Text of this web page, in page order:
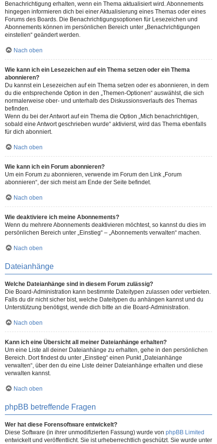
Benachrichtigung erhalten, wenn ein Thema aktualisiert wird. Abonnements
hingegen informieren dich bei einer Aktualisierung eines Themas oder eines
Forums des Boards. Die Benachrichtigungsoptionen für Lesezeichen und
Abonnements können im persönlichen Bereich unter „Benachrichtigungen
einstellen“ geändert werden.
Nach oben
Wie kann ich ein Lesezeichen auf ein Thema setzen oder ein Thema
abonnieren?
Du kannst ein Lesezeichen auf ein Thema setzen oder es abonnieren, in dem
du die entsprechende Option in den „Themen-Optionen“ auswählst, die sich
normalerweise ober- und unterhalb des Diskussionsverlaufs des Themas
befinden.
Wenn du bei der Antwort auf ein Thema die Option „Mich benachrichtigen,
sobald eine Antwort geschrieben wurde“ aktivierst, wird das Thema ebenfalls
für dich abonniert.
Nach oben
Wie kann ich ein Forum abonnieren?
Um ein Forum zu abonnieren, verwende im Forum den Link „Forum
abonnieren“, der sich meist am Ende der Seite befindet.
Nach oben
Wie deaktiviere ich meine Abonnements?
Wenn du mehrere Abonnements deaktivieren möchtest, so kannst du dies im
persönlichen Bereich unter „Einstieg“ – „Abonnements verwalten“ machen.
Nach oben
Dateianhänge
Welche Dateianhänge sind in diesem Forum zulässig?
Die Board-Administration kann bestimmte Dateitypen zulassen oder verbieten.
Falls du dir nicht sicher bist, welche Dateitypen du anhängen kannst und du
Unterstützung benötigst, wende dich bitte an die Board-Administration.
Nach oben
Kann ich eine Übersicht all meiner Dateianhänge erhalten?
Um eine Liste all deiner Dateianhänge zu erhalten, gehe in den persönlichen
Bereich. Dort findest du unter „Einstieg“ einen Punkt „Dateianhänge
verwalten“, über den du eine Liste deiner Dateianhänge erhalten und diese
verwalten kannst.
Nach oben
phpBB betreffende Fragen
Wer hat diese Forensoftware entwickelt?
Diese Software (in ihrer unmodifizierten Fassung) wurde von phpBB Limited
entwickelt und veröffentlicht. Sie ist urheberrechtlich geschützt. Sie wurde unter